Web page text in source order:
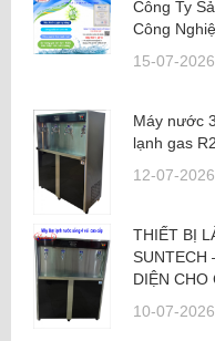
Công Ty
Công
15-07-2026
Máy nước
lạnh gas
12-07-2026
THIẾT BỊ
SUNTECH
DIỆN CHO
10-07-2026